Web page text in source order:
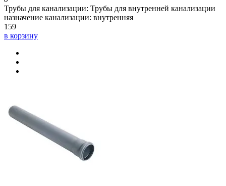
Трубы для канализации: Трубы для внутренней канализации
назначение канализации: внутренняя
159
в корзину